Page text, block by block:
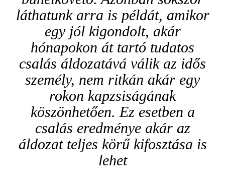
láthatunk arra is példát, amikor
egy jól kigondolt, akár
hónapokon át tartó tudatos
csalás áldozatává válik az idős
személy, nem ritkán akár egy
rokon kapzsiságának
köszönhetően. Ez esetben a
csalás eredménye akár az
áldozat teljes körű kifosztása is
lehet